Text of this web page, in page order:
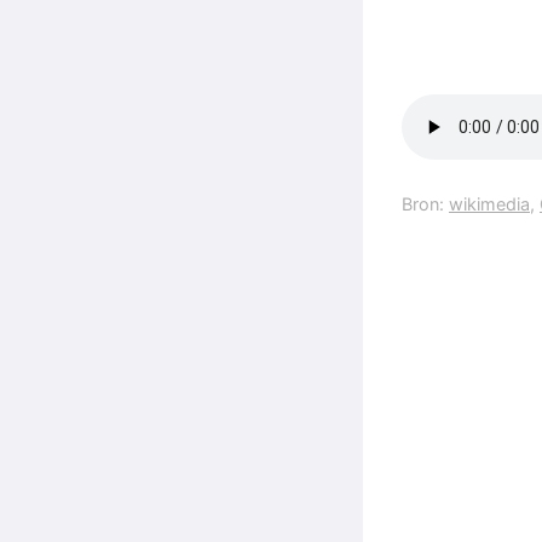
Bron: wikimedia,